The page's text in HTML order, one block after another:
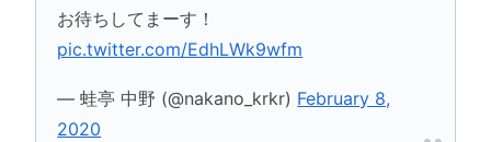
お待ちしてまーす！
pic.twitter.com/EdhLWk9wfm
— 蛙亭 中野 (@nakano_krkr) February 8,
2020